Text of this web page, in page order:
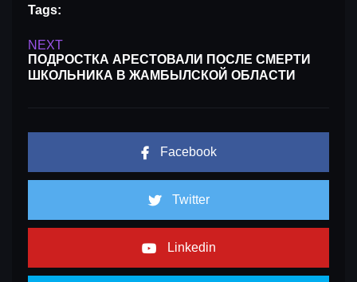
Tags:
NEXT
ПОДРОСТКА АРЕСТОВАЛИ ПОСЛЕ СМЕРТИ
ШКОЛЬНИКА В ЖАМБЫЛСКОЙ ОБЛАСТИ
Facebook
Twitter
Linkedin